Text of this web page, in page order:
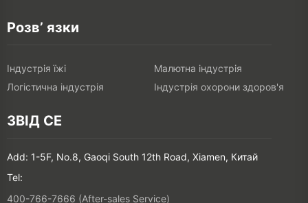
Розв’ язки
Індустрія їжі
Малютна індустрія
Логістична індустрія
Індустрія охорони здоров'я
ЗВІД СЕ
Add: 1-5F, No.8, Gaoqi South 12th Road, Xiamen, Китай
Tel:
400-766-7666 (After-sales Service)